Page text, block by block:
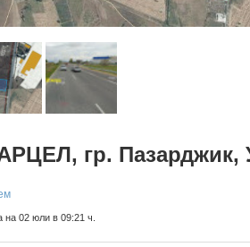
гр. Пазарджик,
на 02 юли в 09:21 ч.